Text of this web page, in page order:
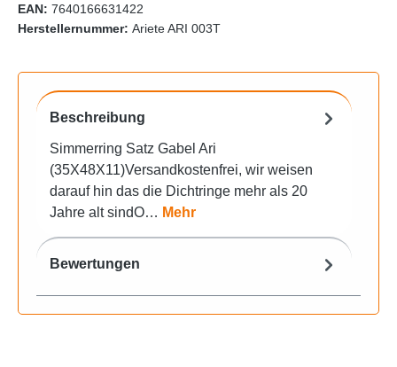
EAN: 7640166631422
Herstellernummer: Ariete ARI 003T
Beschreibung
Simmerring Satz Gabel Ari
(35X48X11)Versandkostenfrei, wir weisen
darauf hin das die Dichtringe mehr als 20
Jahre alt sindO… Mehr
Bewertungen